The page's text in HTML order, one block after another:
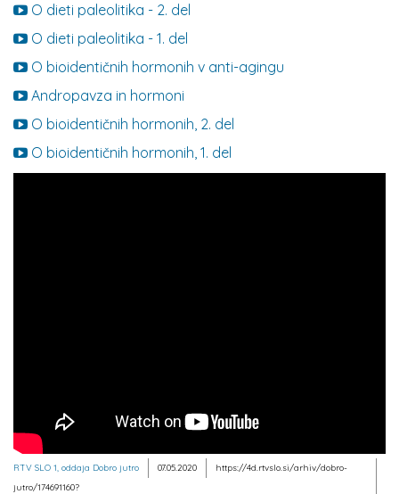
O dieti paleolitika - 2. del
O dieti paleolitika - 1. del
O bioidentičnih hormonih v anti-agingu
Andropavza in hormoni
O bioidentičnih hormonih, 2. del
O bioidentičnih hormonih, 1. del
RTV SLO 1, oddaja Dobro jutro 07.05.2020
https://4d.rtvslo.si/arhiv/dobro-
jutro/174691160?